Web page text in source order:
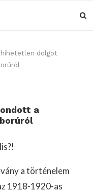
hihetetlen dolgot
a
a történelem
1918-1920-as